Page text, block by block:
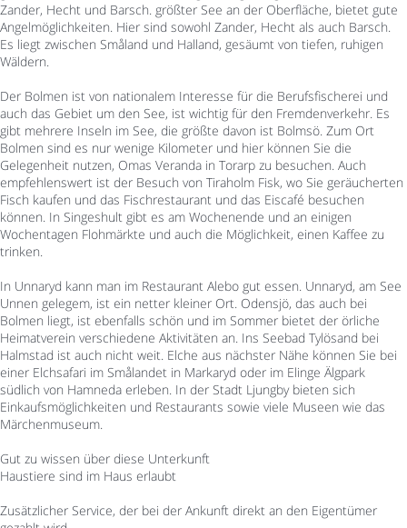
Zander, Hecht und Barsch. größter See an der Oberfläche, bietet gute
Angelmöglichkeiten. Hier sind sowohl Zander, Hecht als auch Barsch.
Es liegt zwischen Småland und Halland, gesäumt von tiefen, ruhigen
Wäldern.
Der Bolmen ist von nationalem Interesse für die Berufsfischerei und
auch das Gebiet um den See, ist wichtig für den Fremdenverkehr. Es
gibt mehrere Inseln im See, die größte davon ist Bolmsö. Zum Ort
Bolmen sind es nur wenige Kilometer und hier können Sie die
Gelegenheit nutzen, Omas Veranda in Torarp zu besuchen. Auch
empfehlenswert ist der Besuch von Tiraholm Fisk, wo Sie geräucherten
Fisch kaufen und das Fischrestaurant und das Eiscafé besuchen
können. In Singeshult gibt es am Wochenende und an einigen
Wochentagen Flohmärkte und auch die Möglichkeit, einen Kaffee zu
trinken.
In Unnaryd kann man im Restaurant Alebo gut essen. Unnaryd, am See
Unnen gelegem, ist ein netter kleiner Ort. Odensjö, das auch bei
Bolmen liegt, ist ebenfalls schön und im Sommer bietet der örliche
Heimatverein verschiedene Aktivitäten an. Ins Seebad Tylösand bei
Halmstad ist auch nicht weit. Elche aus nächster Nähe können Sie bei
einer Elchsafari im Smålandet in Markaryd oder im Elinge Älgpark
südlich von Hamneda erleben. In der Stadt Ljungby bieten sich
Einkaufsmöglichkeiten und Restaurants sowie viele Museen wie das
Märchenmuseum.
Gut zu wissen über diese Unterkunft
Haustiere sind im Haus erlaubt
Zusätzlicher Service, der bei der Ankunft direkt an den Eigentümer